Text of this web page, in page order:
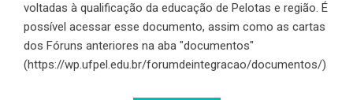
voltadas à qualificação da educação de Pelotas e região. É
possível acessar esse documento, assim como as cartas
dos Fóruns anteriores na aba "documentos"
(https://wp.ufpel.edu.br/forumdeintegracao/documentos/)